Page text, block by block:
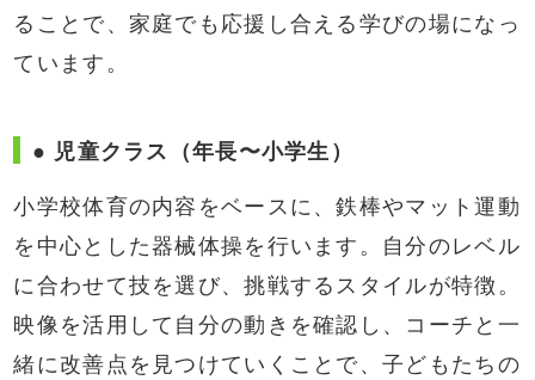
ることで、家庭でも応援し合える学びの場になっ
ています。
● 児童クラス（年長〜小学生）
小学校体育の内容をベースに、鉄棒やマット運動
を中心とした器械体操を行います。自分のレベル
に合わせて技を選び、挑戦するスタイルが特徴。
映像を活用して自分の動きを確認し、コーチと一
緒に改善点を見つけていくことで、子どもたちの